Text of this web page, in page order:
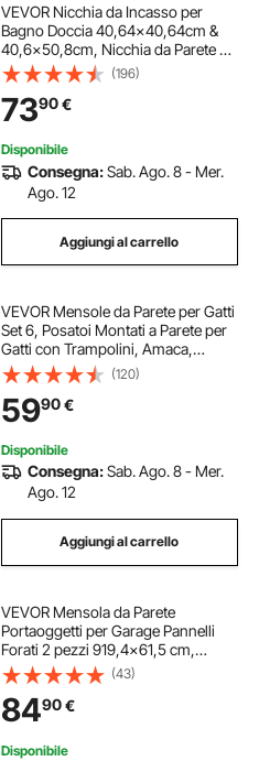
VEVOR Nicchia da Incasso per
Bagno Doccia 40,64x40,64cm &
40,6x50,8cm, Nicchia da Parete 3
Spazio in Plastica XPS
Impermeabile, Nicchia da Incasso a
Parete per Sapone da Bagno con
Mensola Colore Nero
(196)
7390€
Disponibile
Consegna:Sab. Ago. 8 - Mer.
Ago. 12
Aggiungi al carrello
VEVOR Mensole da Parete per Gatti
Set 6, Posatoi Montati a Parete per
Gatti con Trampolini, Amaca,
Divano, Albero per Gatti, Set di
Mobili da Parete per Gatti Fino a
18,14 kg per Dormire, Arrampicarsi
(120)
5990€
Disponibile
Consegna:Sab. Ago. 8 - Mer.
Ago. 12
Aggiungi al carrello
VEVOR Mensola da Parete
Portaoggetti per Garage Pannelli
Forati 2 pezzi 919,4x61,5 cm,
Pannelli Forati da Parete Scaffale
Portaoggetti Carico Singolo 127 kg,
Officina Lavanderia Garage Cucina,
Nero
(43)
8490€
Disponibile